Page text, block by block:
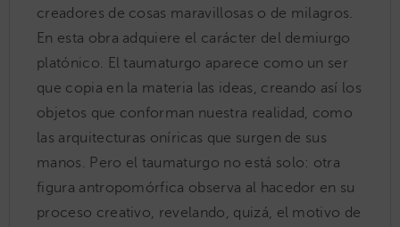
creadores de cosas maravillosas o de milagros.
En esta obra adquiere el carácter del demiurgo
platónico. El taumaturgo aparece como un ser
que copia en la materia las ideas, creando así los
objetos que conforman nuestra realidad, como
las arquitecturas oníricas que surgen de sus
manos. Pero el taumaturgo no está solo: otra
figura antropomórfica observa al hacedor en su
proceso creativo, revelando, quizá, el motivo de